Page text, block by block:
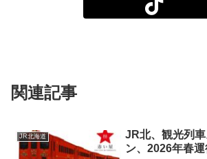
関連記事
JR北海道
JR北、観光列
ン、2026年春